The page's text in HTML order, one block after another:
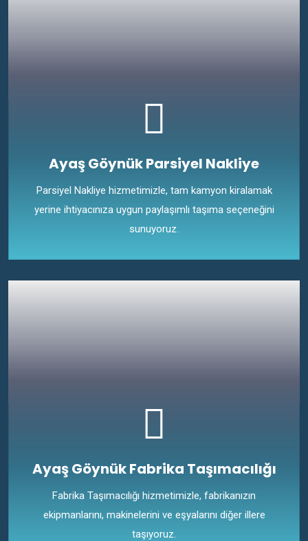
Ayaş Göynük Parsiyel Nakliye
Parsiyel Nakliye hizmetimizle, tam kamyon kiralamak
yerine ihtiyacınıza uygun paylaşımlı taşıma seçeneğini
sunuyoruz.
Ayaş Göynük Fabrika Taşımacılığı
Fabrika Taşımacılığı hizmetimizle, fabrikanızın
ekipmanlarını, makinelerini ve eşyalarını diğer illere
taşıyoruz.